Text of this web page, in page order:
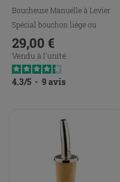
Boucheuse Manuelle à Levier
Spécial bouchon liège ou
aggloméré.
Prix
29,00 €
Vendu à l'unité
4.3/5 - 9 avis